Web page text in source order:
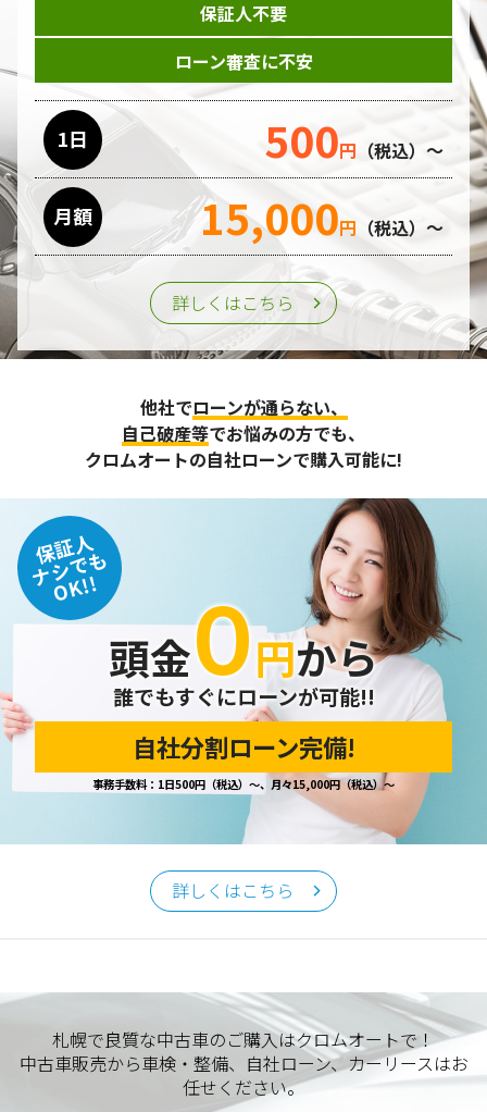
ージのサービス提供過程で、氏名、連絡先、勤務先等の個人
情報を書面、電子媒体、ウェブ等を介して収集致します。
委託先の管理･監督
利用目的の遂行のために業務を委託する場合、個人情報の取
り扱いに関する委託先の適正な管理・監督をおこないます。
第三者への提供
個人情報は、ご本人の同意を得た場合または法令の定めがあ
る場合を除き、第三者に提供することはいたしません。
失、破壊、改ざん及び漏えいなどに対する予防ならびに是正
に努め、合理的な安全対策を講じます。
また、個人情報保護に関する法令およびその他の規範を遵守
するとともに、この方針に基づく個人情報保護規程や体制を
定め、その内容を継続的に見直し、改善に努めます。
個人情報の訂正･削除・開示
ご本人から、登録されている個人情報について訂正・削除・
開示の請求があった場合は、迅速に対応いたします。
当ホームページが保有する個人情報の取り扱い、および訂
正・削除・開示等に関するお問い合わせ先は、以下の通りで
個人情報保護担当窓口
当社の「個人情報の取扱い」に関するお問い合わせは、下記
クロムオート
〒002-0865 札幌市北区屯田町740
TEL／011-790-7766FAX／011-790-6818
E-mail：info@chromeauto.co.jp
保証人不要
ローン審査に不安
1日 500円 （税込）～
月額 15,000円 （税込）～
詳しくはこちら
他社でローンが通らない、
自己破産等でお悩みの方でも、
クロムオートの自社ローンで購入可能に!
保証人
ナシでも
OK!!
頭金０円から
誰でもすぐにローンが可能!!
自社分割ローン完備!
事務手数料：1日500円（税込）～、月々15,000円（税込）～
詳しくはこちら
札幌で良質な中古車のご購入はクロムオートで！
中古車販売から車検・整備、自社ローン、カーリースはお
任せください。